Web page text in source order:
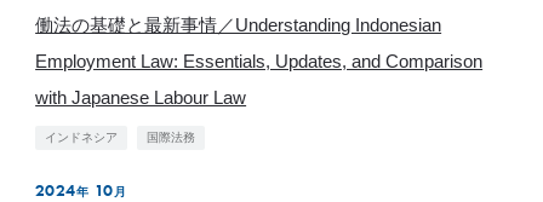
働法の基礎と最新事情／Understanding Indonesian
Employment Law: Essentials, Updates, and Comparison
with Japanese Labour Law
インドネシア 国際法務
2024年 10 月